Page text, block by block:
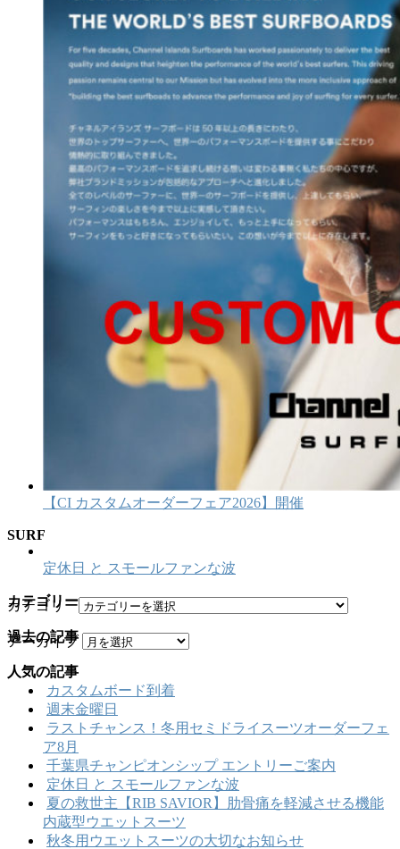
【CI カスタムオーダーフェア2026】開催
SURF
定休日 と スモールファンな波
カテゴリー
カテゴリー
過去の記事
アーカイブ
人気の記事
カスタムボード到着
週末金曜日
ラストチャンス！冬用セミドライスーツオーダーフェ
ア8月
千葉県チャンピオンシップ エントリーご案内
定休日 と スモールファンな波
夏の救世主【RIB SAVIOR】肋骨痛を軽減させる機能
内蔵型ウエットスーツ
秋冬用ウエットスーツの大切なお知らせ